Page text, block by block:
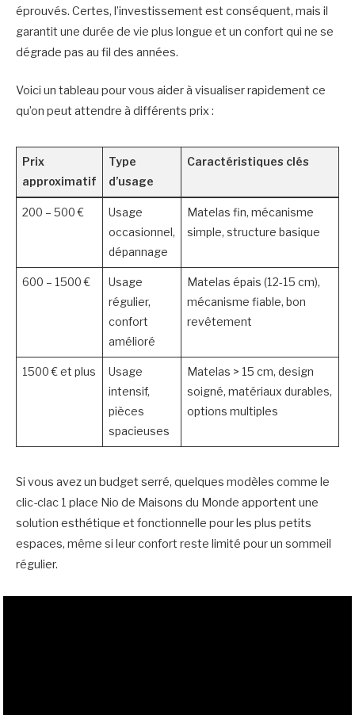
éprouvés. Certes, l’investissement est conséquent, mais il
garantit une durée de vie plus longue et un confort qui ne se
dégrade pas au fil des années.
Voici un tableau pour vous aider à visualiser rapidement ce
qu’on peut attendre à différents prix :
Prix
approximatif
Type
d’usage
Caractéristiques clés
200 – 500 €
Usage
occasionnel,
dépannage
Matelas fin, mécanisme
simple, structure basique
600 – 1500 €
Usage
régulier,
confort
amélioré
Matelas épais (12-15 cm),
mécanisme fiable, bon
revêtement
1500 € et plus
Usage
intensif,
pièces
spacieuses
Matelas > 15 cm, design
soigné, matériaux durables,
options multiples
Si vous avez un budget serré, quelques modèles comme le
clic-clac 1 place Nio de Maisons du Monde apportent une
solution esthétique et fonctionnelle pour les plus petits
espaces, même si leur confort reste limité pour un sommeil
régulier.